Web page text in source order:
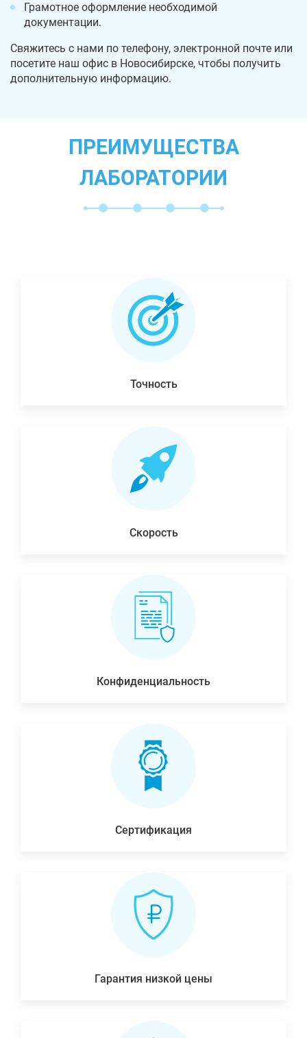
Грамотное оформление необходимой
документации.
Свяжитесь с нами по телефону, электронной почте или
посетите наш офис в Новосибирске, чтобы получить
дополнительную информацию.
ПРЕИМУЩЕСТВА
ЛАБОРАТОРИИ
Точность
Скорость
Конфиденциальность
Сертификация
Гарантия низкой цены